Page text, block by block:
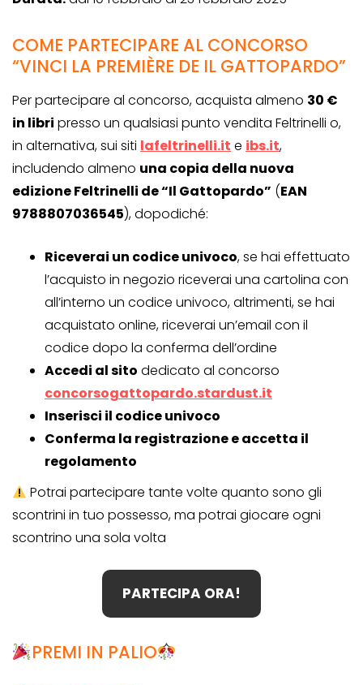
COME PARTECIPARE AL CONCORSO
“VINCI LA PREMIÈRE DE IL GATTOPARDO”
Per partecipare al concorso, acquista almeno 30 €
in libri presso un qualsiasi punto vendita Feltrinelli o,
in alternativa, sui siti lafeltrinelli.it e ibs.it,
includendo almeno una copia della nuova
edizione Feltrinelli de “Il Gattopardo” (EAN
9788807036545), dopodiché:
Riceverai un codice univoco, se hai effettuato
l’acquisto in negozio riceverai una cartolina con
all’interno un codice univoco, altrimenti, se hai
acquistato online, riceverai un’email con il
codice dopo la conferma dell’ordine
Accedi al sito dedicato al concorso
concorsogattopardo.stardust.it
Inserisci il codice univoco
Conferma la registrazione e accetta il
regolamento
Potrai partecipare tante volte quanto sono gli
scontrini in tuo possesso, ma potrai giocare ogni
scontrino una sola volta
PARTECIPA ORA!
PREMI IN PALIO